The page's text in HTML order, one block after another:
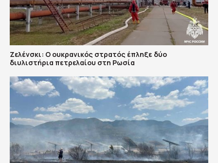
Ζελένσκι: Ο ουκρανικός στρατός έπληξε δύο
διυλιστήρια πετρελαίου στη Ρωσία